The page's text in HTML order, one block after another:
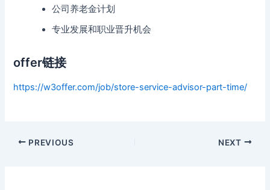
公司养老金计划
专业发展和职业晋升机会
offer链接
https://w3offer.com/job/store-service-advisor-part-time/
Post
PREVIOUS NEXT